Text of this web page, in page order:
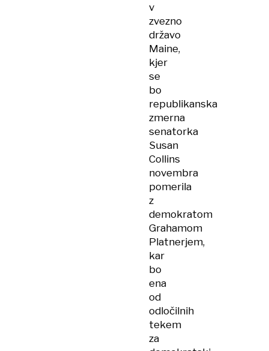
v
zvezno
državo
Maine,
kjer
se
bo
republikanska
zmerna
senatorka
Susan
Collins
novembra
pomerila
z
demokratom
Grahamom
Platnerjem,
kar
bo
ena
od
odločilnih
tekem
za